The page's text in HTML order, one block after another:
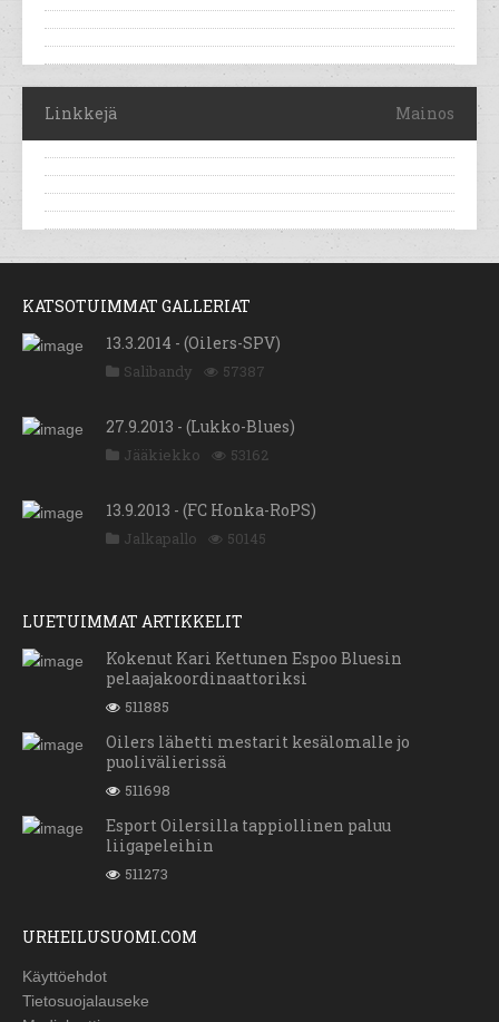
Linkkejä Mainos
KATSOTUIMMAT GALLERIAT
13.3.2014 - (Oilers-SPV)
Salibandy 57387
27.9.2013 - (Lukko-Blues)
Jääkiekko 53162
13.9.2013 - (FC Honka-RoPS)
Jalkapallo 50145
LUETUIMMAT ARTIKKELIT
Kokenut Kari Kettunen Espoo Bluesin
pelaajakoordinaattoriksi
511885
Oilers lähetti mestarit kesälomalle jo
puolivälierissä
511698
Esport Oilersilla tappiollinen paluu
liigapeleihin
511273
URHEILUSUOMI.COM
Käyttöehdot
Tietosuojalauseke